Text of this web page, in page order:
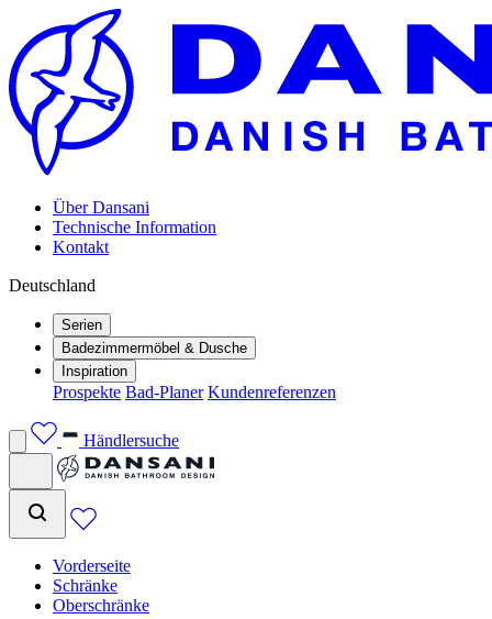
Über Dansani
Technische Information
Kontakt
Deutschland
Serien
Badezimmermöbel & Dusche
Inspiration
Prospekte Bad-Planer Kundenreferenzen
Händlersuche
Vorderseite
Schränke
Oberschränke